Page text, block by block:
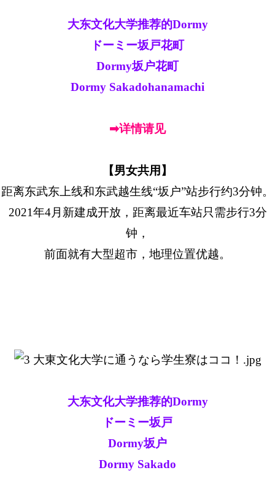
大东文化大学推荐的Dormy
ドーミー坂戸花町
Dormy坂户花町
Dormy Sakadohanamachi
➡详情请见
【男女共用】
距离东武东上线和东武越生线“坂户”站步行约3分钟。
2021年4月新建成开放，距离最近车站只需步行3分
钟，
前面就有大型超市，地理位置优越。
大东文化大学推荐的Dormy
ドーミー坂戸
Dormy坂户
Dormy Sakado